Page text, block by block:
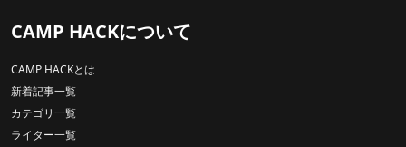
CAMP HACKについて
CAMP HACKとは
新着記事一覧
カテゴリ一覧
ライター一覧